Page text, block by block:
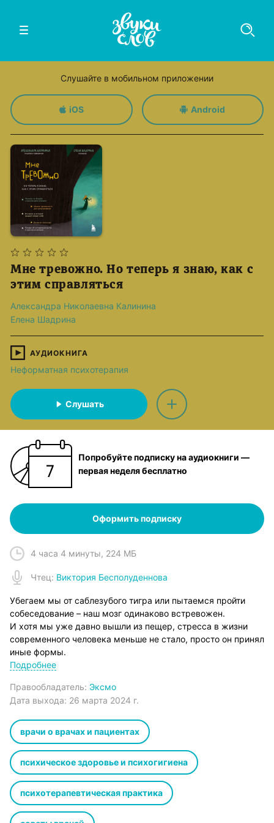
Слушайте в мобильном приложении
iOS Android
Мне тревожно. Но теперь я знаю, как с
этим справляться
Александра Николаевна Калинина
Елена Шадрина
АУДИОКНИГА
Неформатная психотерапия
Слушать
Попробуйте подписку на аудиокниги —
первая неделя бесплатно
Оформить подписку
4 часа 4 минуты, 224 МБ
Чтец: Виктория Бесполуденнова
Убегаем мы от саблезубого тигра или пытаемся пройти
собеседование – наш мозг одинаково встревожен.
И хотя мы уже давно вышли из пещер, стресса в жизни
современного человека меньше не стало, просто он принял
иные формы.
Вместе с героиней этой истории читатели узнают, что такое
расстройством, СДВГ, почему возникают панические атаки
и как со всем этим справляться.
профессиональный психолог, который научит ее и всех
читателей не закрываться от своих чувств, а примириться
с ними.
В этой книге Александра Калинина с помощью своего
альтер-эго откровенно и в то же время с юмором
рассказывает о том, каково жить с тревожным
расстройством. Постепенно знакомясь с жизнью героини и
попадая в знакомые каждому человеку ситуации (такие
Подробнее
Правообладатель: Эксмо
Дата выхода: 26 марта 2024 г.
врачи о врачах и пациентах
психическое здоровье и психогигиена
психотерапевтическая практика